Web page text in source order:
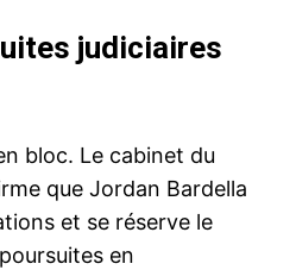
judiciaires
bloc. Le cabinet du
que Jordan Bardella
et se réserve le
en